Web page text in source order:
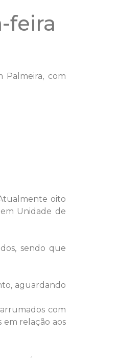
feira
Palmeira, com
oito
Unidade de
sendo que
aguardando
com
em relação aos